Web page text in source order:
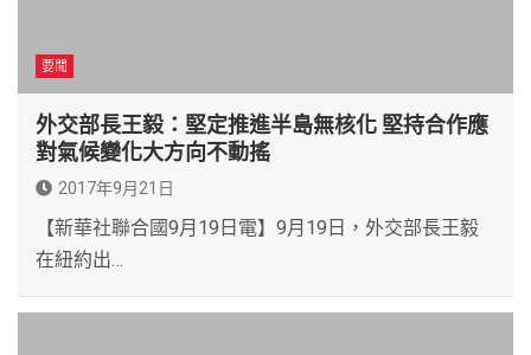
要聞
外交部長王毅：堅定推進半島無核化 堅持合作應
對氣候變化大方向不動搖
2017年9月21日
【新華社聯合國9月19日電】9月19日，外交部長王毅
在紐約出…